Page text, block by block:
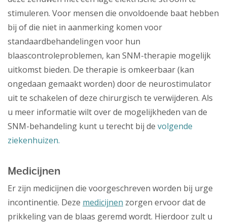
stimuleren. Voor mensen die onvoldoende baat hebben
bij of die niet in aanmerking komen voor
standaardbehandelingen voor hun
blaascontroleproblemen, kan SNM-therapie mogelijk
uitkomst bieden. De therapie is omkeerbaar (kan
ongedaan gemaakt worden) door de neurostimulator
uit te schakelen of deze chirurgisch te verwijderen. Als
u meer informatie wilt over de mogelijkheden van de
SNM-behandeling kunt u terecht bij de volgende
ziekenhuizen.
Medicijnen
Er zijn medicijnen die voorgeschreven worden bij urge
incontinentie. Deze medicijnen zorgen ervoor dat de
prikkeling van de blaas geremd wordt. Hierdoor zult u